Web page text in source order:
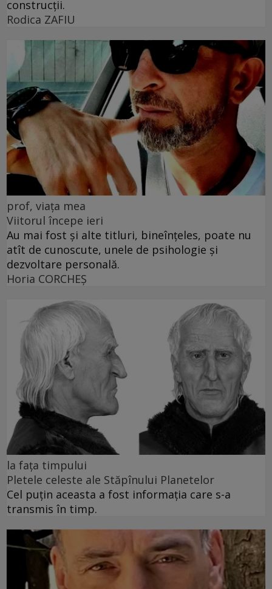
construcții.
Rodica ZAFIU
prof, viața mea
Viitorul începe ieri
Au mai fost și alte titluri, bineînțeles, poate nu
atît de cunoscute, unele de psihologie și
dezvoltare personală.
Horia CORCHEŞ
la fața timpului
Pletele celeste ale Stăpînului Planetelor
Cel puţin aceasta a fost informaţia care s-a
transmis în timp.